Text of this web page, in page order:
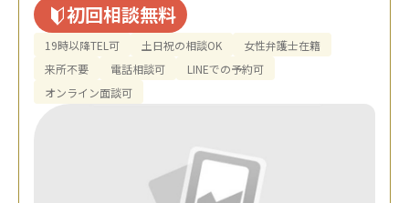
初回相談無料
19時以降TEL可 土日祝の相談OK
女性弁護士在籍
来所不要
電話相談可
LINEでの予約可
オンライン面談可